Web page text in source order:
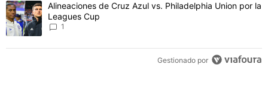
Un artículo de tendencia con el título "Alineaciones de Cruz Azul
Alineaciones de Cruz Azul vs. Philadelphia Union por la
Leagues Cup
1
Gestionado por